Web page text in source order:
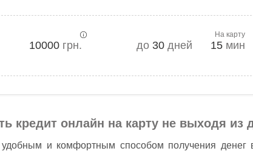
10000 грн. до 30 дней 15мин
На карту
кредит онлайн на карту не выходя из
и комфортным способом получения денег